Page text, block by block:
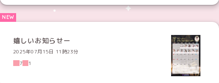
嬉しいお知らせー
2025年07月15日 11時23分
7
1